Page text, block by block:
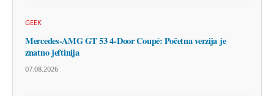
GEEK
Mercedes-AMG GT 53 4-Door Coupé: Početna verzija je
znatno jeftinija
07.08.2026